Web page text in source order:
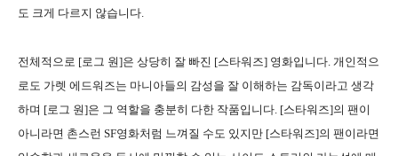
도 크게 다르지 않습니다.
전체적으로 [로그 원]은 상당히 잘 빠진 [스타워즈] 영화입니다. 개인적으
로도 가렛 에드워즈는 마니아들의 감성을 잘 이해하는 감독이라고 생각
하며 [로그 원]은 그 역할을 충분히 다한 작품입니다. [스타워즈]의 팬이
아니라면 촌스런 SF영화처럼 느껴질 수도 있지만 [스타워즈]의 팬이라면